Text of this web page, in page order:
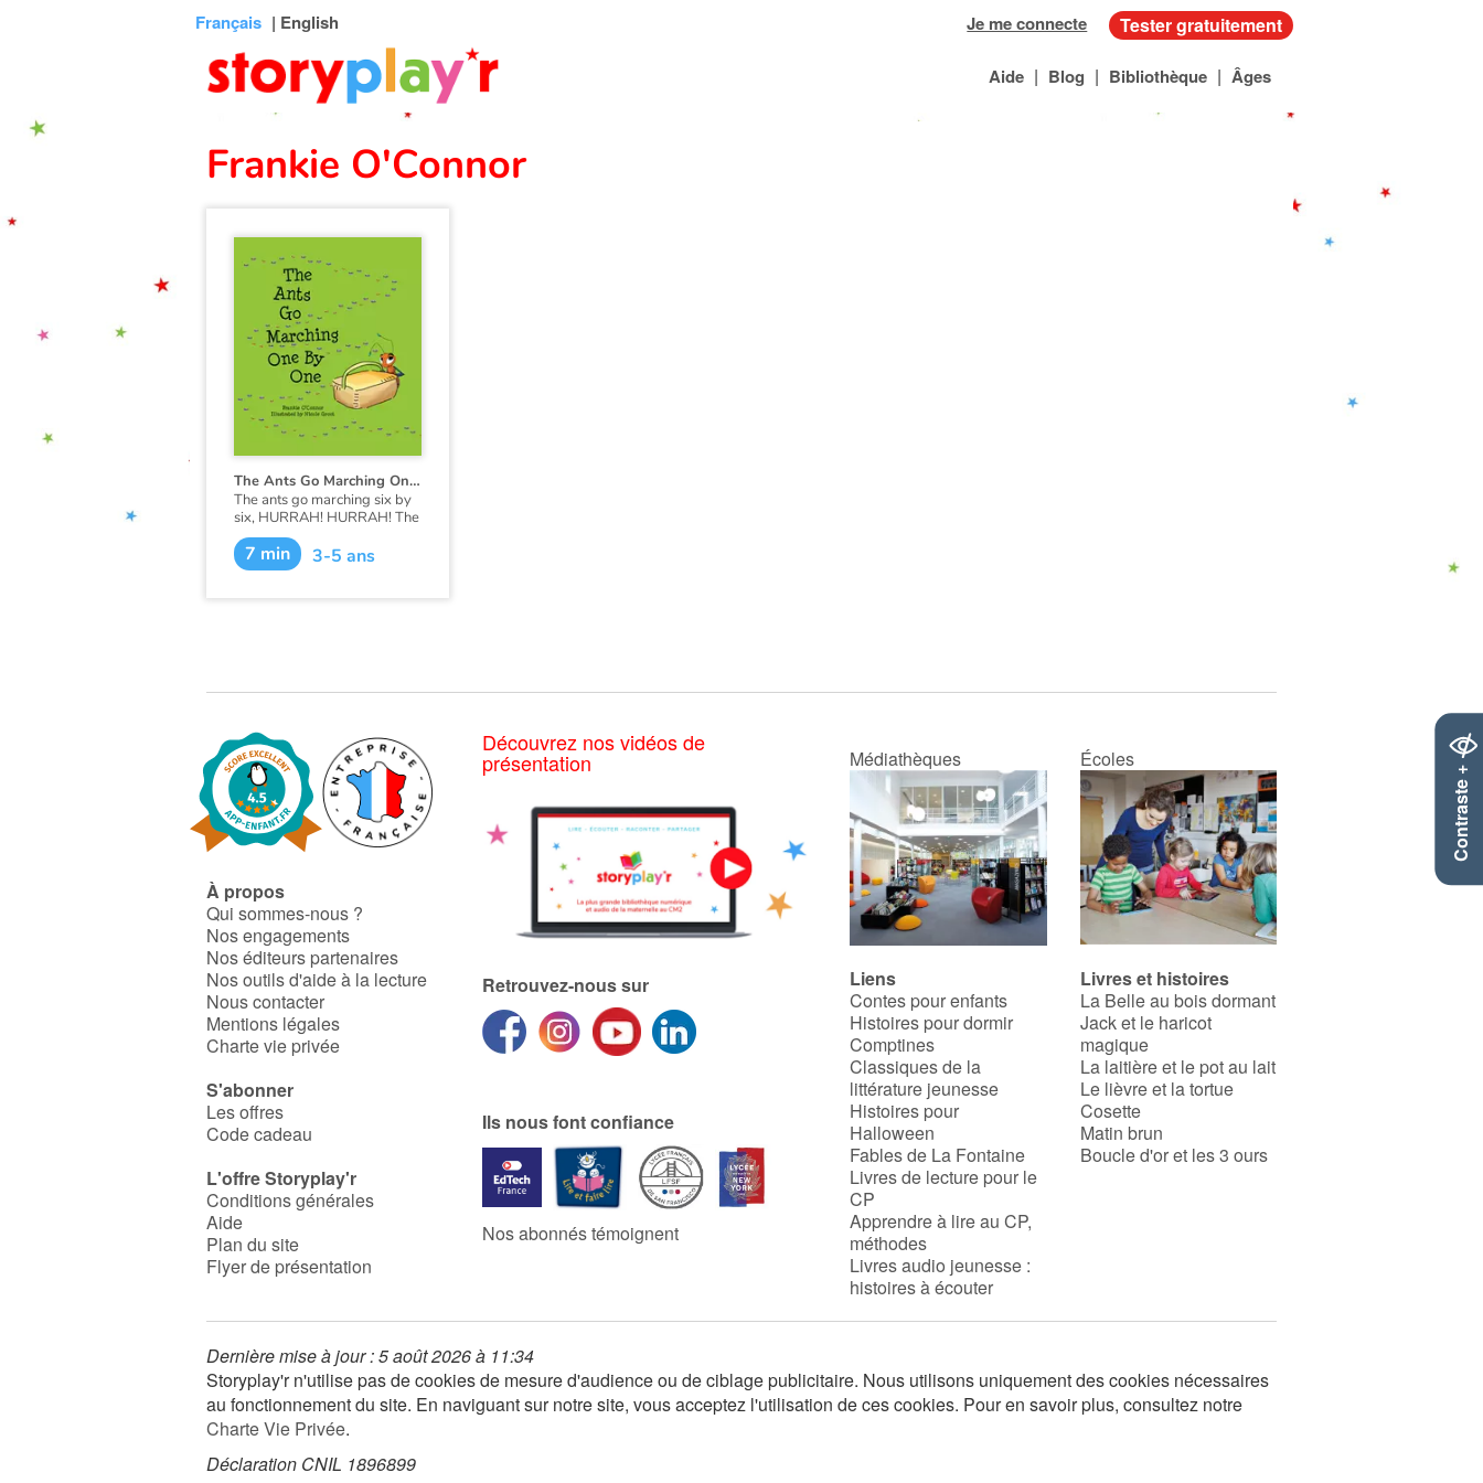
Contraste +
Français | English Je me connecte Tester gratuitement
Aide | Blog | Bibliothèque | Âges
Frankie O'Connor
The Ants Go Marching One By One
The ants go marching six by
six, HURRAH! HURRAH! The
ants go marching six by six,
The little one stops to do
some tricks, and they all go
7 min 3-5 ans
À propos
Qui sommes-nous ?
Nos engagements
Nos éditeurs partenaires
Nos outils d'aide à la lecture
Nous contacter
Mentions légales
Charte vie privée
S'abonner
Les offres
Code cadeau
L'offre Storyplay'r
Conditions générales
Aide
Plan du site
Flyer de présentation
Découvrez nos vidéos de
présentation
Retrouvez-nous sur
Ils nous font confiance
Nos abonnés témoignent
Médiathèques Écoles
Liens
Contes pour enfants
Histoires pour dormir
Comptines
Classiques de la
littérature jeunesse
Histoires pour
Halloween
Fables de La Fontaine
Livres de lecture pour le
CP
Apprendre à lire au CP,
méthodes
Livres audio jeunesse :
histoires à écouter
Livres et histoires
La Belle au bois dormant
Jack et le haricot
magique
La laitière et le pot au lait
Le lièvre et la tortue
Cosette
Matin brun
Boucle d'or et les 3 ours
Dernière mise à jour : 5 août 2026 à 11:34
Storyplay'r n'utilise pas de cookies de mesure d'audience ou de ciblage publicitaire. Nous utilisons uniquement des cookies nécessaires
au fonctionnement du site. En naviguant sur notre site, vous acceptez l'utilisation de ces cookies. Pour en savoir plus, consultez notre
Charte Vie Privée.
Déclaration CNIL 1896899